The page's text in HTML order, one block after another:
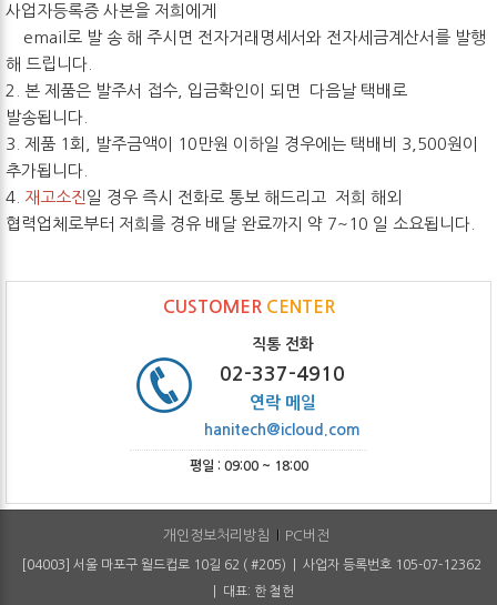
사업자등록증 사본을 저희에게
email로 발 송 해 주시면 전자거래명세서와 전자세금계산서를 발행
해 드립니다.
2. 본 제품은 발주서 접수, 입금확인이 되면 다음날 택배로
발송됩니다.
3. 제품 1회, 발주금액이 10만원 이하일 경우에는 택배비 3,500원이
추가됩니다.
4. 재고소진 일 경우 즉시 전화로 통보 해드리고 저희 해외
협력업체로부터 저희를 경유 배달 완료까지 약 7~10 일 소요됩니다.
CUSTOMER CENTER
직통 전화
02-337-4910
연락 메일
hanitech@icloud.com
평일 : 09:00 ~ 18:00
개인정보처리방침 PC버전
[04003] 서울 마포구 월드컵로 10길 62 ( #205) | 사업자 등록번호 105-07-12362
| 대표: 한 철헌